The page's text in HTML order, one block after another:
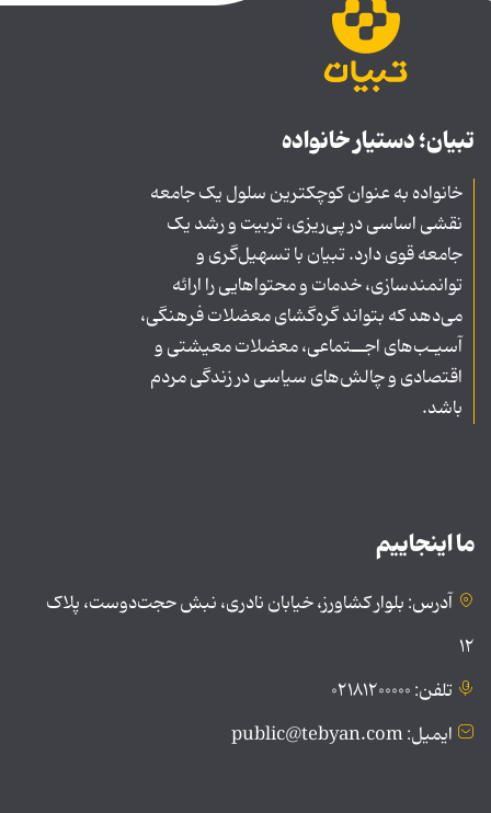
تبیان؛ دستیار خانواده
خانواده به عنوان کوچکترین سلول یک جامعه
نقشی اساسی در پی‌ریزی، تربیت و رشد یک
جامعه قوی دارد. تبیان با تسهیل‌گری و
توانمندسازی، خدمات و محتواهایی را ارائه
می‌دهد که بتواند گره‌گشای معضلات فرهنگی،
آسیـب‌های اجــتماعی، معضلات معیشتی و
اقتصادی و چالش‌های سیاسی در زندگی مردم
باشد.
ما اینجاییم
آدرس: بلوار کشاورز، خیابان نادری، نبش حجت‌دوست، پلاک
۱۲
تلفن: ۰۲۱۸۱۲۰۰۰۰۰
ایمیل: public@tebyan.com